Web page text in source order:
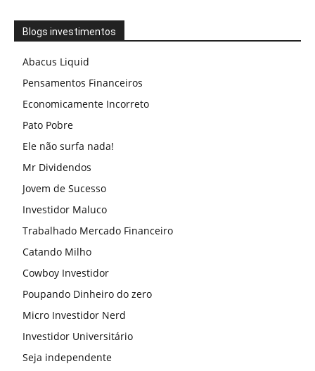
Blogs investimentos
Abacus Liquid
Pensamentos Financeiros
Economicamente Incorreto
Pato Pobre
Ele não surfa nada!
Mr Dividendos
Jovem de Sucesso
Investidor Maluco
Trabalhado Mercado Financeiro
Catando Milho
Cowboy Investidor
Poupando Dinheiro do zero
Micro Investidor Nerd
Investidor Universitário
Seja independente